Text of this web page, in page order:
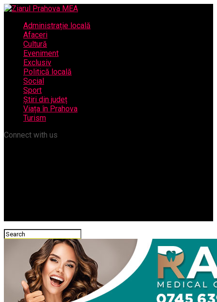
Administrație locală
Afaceri
Cultură
Eveniment
Exclusiv
Politică locală
Social
Sport
Știri din județ
Viața în Prahova
Turism
Connect with us